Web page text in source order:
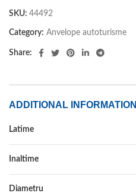
SKU: 44492
Category: Anvelope autoturisme
Share:
ADDITIONAL INFORMATION
Latime
Inaltime
Diametru